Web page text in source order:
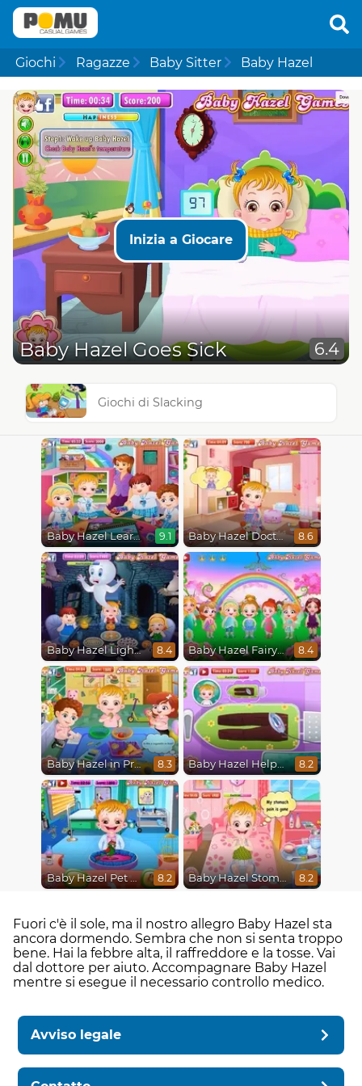
Giochi Ragazze Baby Sitter Baby Hazel
Inizia a Giocare
Baby Hazel Goes Sick 6.4
Giochi di Slacking
Baby Hazel Learns Vehicles 9.1 Baby Hazel Doctor Play 8.6
Baby Hazel Lighthouse Adventure 8.4 Baby Hazel Fairyland Ballet 8.4
Baby Hazel in Preschool 8.3 Baby Hazel Helping Time 8.2
Baby Hazel Pet Doctor 8.2 Baby Hazel Stomach Care 8.2
Fuori c'è il sole, ma il nostro allegro Baby Hazel sta
ancora dormendo. Sembra che non si senta troppo
bene. Hai la febbre alta, il raffreddore e la tosse. Vai
dal dottore per aiuto. Accompagnare Baby Hazel
mentre si esegue il necessario controllo medico.
Avviso legale